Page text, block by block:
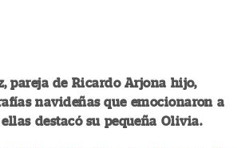
pareja de Ricardo Arjona hijo,
navideñas que emocionaron a
destacó su pequeña Olivia.